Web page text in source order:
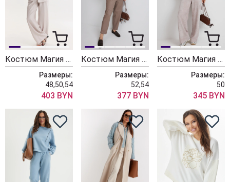
Костюм Магия Моды 2659 серый жемчуг
Размеры:
48,50,54
403 BYN
Костюм Магия Моды 2698 коричневый+молочный
Размеры:
52,54
377 BYN
Костюм Магия Моды 2687 розовый
Размеры:
50
345 BYN